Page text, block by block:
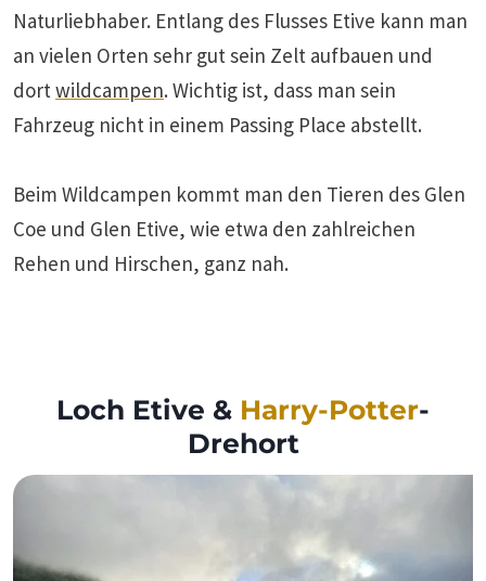
Naturliebhaber. Entlang des Flusses Etive kann man
an vielen Orten sehr gut sein Zelt aufbauen und
dort wildcampen. Wichtig ist, dass man sein
Fahrzeug nicht in einem Passing Place abstellt.
Beim Wildcampen kommt man den Tieren des Glen
Coe und Glen Etive, wie etwa den zahlreichen
Rehen und Hirschen, ganz nah.
Loch Etive & Harry-Potter-
Drehort